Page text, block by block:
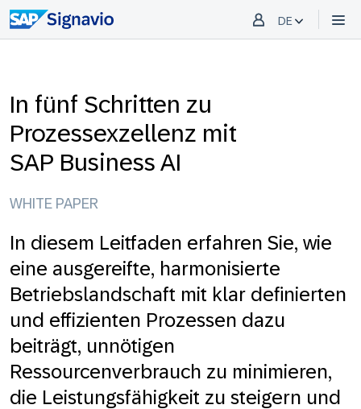
DE
In fünf Schritten zu
Prozessexzellenz mit
SAP Business AI
WHITE PAPER
In diesem Leitfaden erfahren Sie, wie
eine ausgereifte, harmonisierte
Betriebslandschaft mit klar definierten
und effizienten Prozessen dazu
beiträgt, unnötigen
Ressourcenverbrauch zu minimieren,
die Leistungsfähigkeit zu steigern und